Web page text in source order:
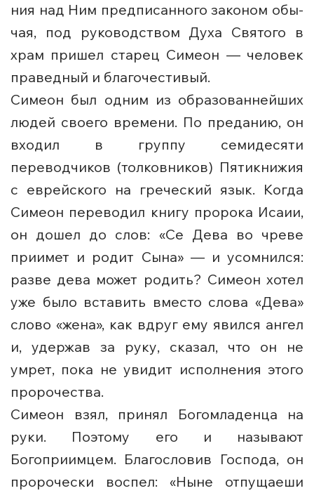
ния над Ним пред­пи­сан­но­го за­ко­ном обы­
чая, под руководством Духа Святого в
храм при­шел ста­рец Си­ме­он — че­ло­век
пра­вед­ный и благочестивый.
Симеон был одним из образованнейших
людей своего времени. По преданию, он
входил в группу семидесяти
переводчиков (толковников) Пятикнижия
с еврейского на греческий язык. Когда
Симеон переводил книгу пророка Исаии,
он дошел до слов: «Се Дева во чреве
приимет и родит Сына» — и усомнился:
разве дева может родить? Симеон хотел
уже было вставить вместо слова «Дева»
слово «жена», как вдруг ему явился ангел
и, удержав за руку, сказал, что он не
умрет, пока не увидит исполнения этого
пророчества.
Симеон взял, принял Богомладенца на
руки. Поэтому его и называют
Богоприимцем. Благословив Господа, он
пророчески воспел: «Ныне отпущаеши